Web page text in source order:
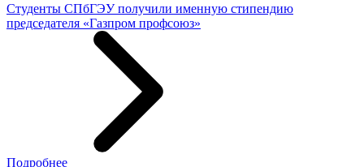
Студенты СПбГЭУ получили именную стипендию
председателя «Газпром профсоюз»
Подробнее